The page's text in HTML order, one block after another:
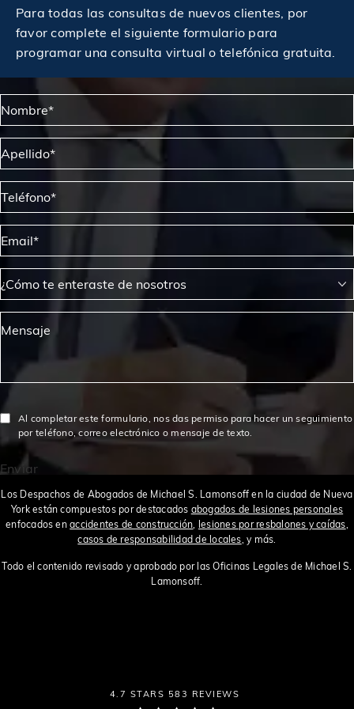
$4,602,312
automovilístico
Otorgado a un trabajador de la construcción
$5,000,000
Otorgado a un trabajador lesionado en un sitio de
construcción
$5,000,000
Acuerdo otorgado a una víctima de una lesión por
$5,500,000
construcción
$5,750,000
construcción
$6,500,000 Acuerdo en un caso de accidente de construcción
$2,980,000 Otorgado en un Caso de Accidente de Construcción
$3,000,000
$4,800,000 Otorgado en un caso de accidente de construcción
Otorgado en un caso de accidente de construcción
Para todas las consultas de nuevos clientes, por
favor complete el siguiente formulario para
programar una consulta virtual o telefónica gratuita.
Al completar este formulario, nos das permiso para hacer un seguimiento
por teléfono, correo electrónico o mensaje de texto.
Enviar
Los Despachos de Abogados de Michael S. Lamonsoff en la ciudad de Nueva
York están compuestos por destacados abogados de lesiones personales
enfocados enaccidentes de construcción lesiones por resbalones y caídas
casos de responsabilidad de locales , y más.
Todo el contenido revisado y aprobado por las Oficinas Legales de Michael S.
Lamonsoff.
THE LAW OFFICES OF MICHAEL S. LAMONSOFF
4.7 STARS 583 REVIEWS